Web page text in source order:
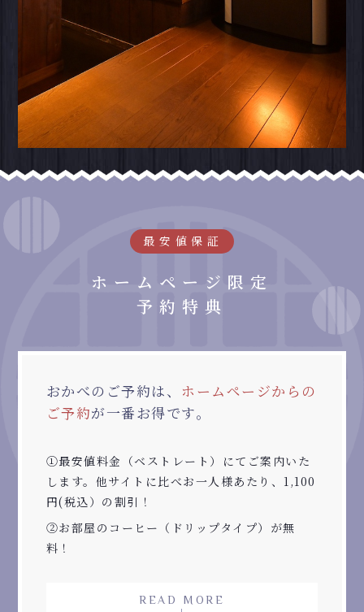
最安値保証
ホームページ限定
予約特典
おかべのご予約は、 ホームページからの
ご予約が一番お得です。
①最安値料金（ベストレート）にてご案内いた
します。他サイトに比べお一人様あたり、1,100
円(税込）の割引！
②お部屋のコーヒー（ドリップタイプ）が無
料！
READ MORE